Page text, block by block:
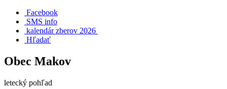
Facebook
SMS info
​ kalendár zberov 2026
Hľadať
Obec Makov
letecký pohľad